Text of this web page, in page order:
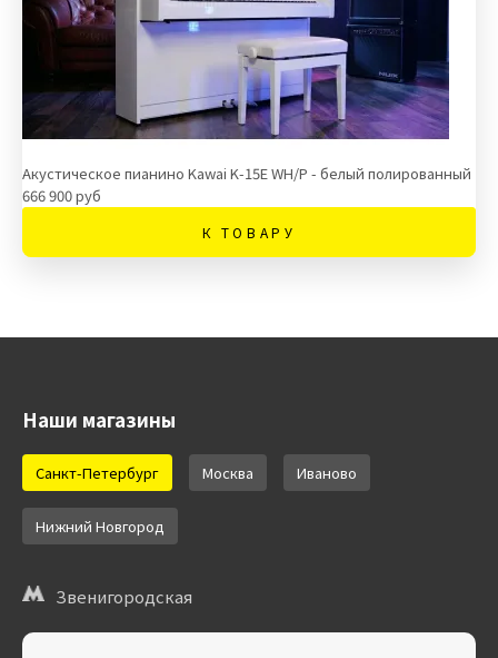
Акустическое пианино Kawai K-15E WH/P - белый полированный
666 900 руб
К ТОВАРУ
Наши магазины
Санкт-Петербург Москва Иваново
Нижний Новгород
Звенигородская